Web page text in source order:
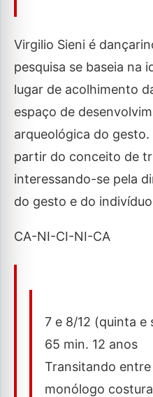
Virgilio Sieni é
pesquisa se baseia na
lugar de acolhimento
espaço de
arqueológica do gesto.
partir do conceito de
interessando-se pela
do gesto e do
CA-NI-CI-NI-CA
7 e 8/12 (quinta e
65 min. 12 anos
Transitando
monólogo